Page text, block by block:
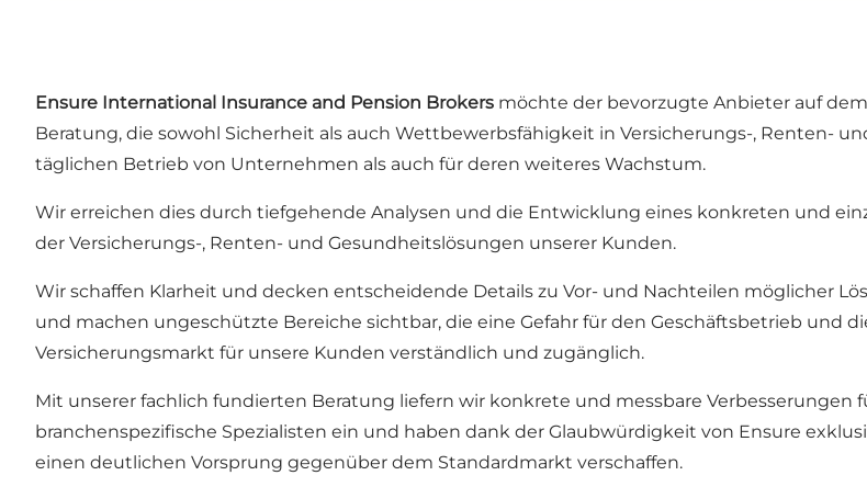
Ensure International Insurance and Pension Brokers möchte der bevorzugte Anbieter auf
Beratung, die sowohl Sicherheit als auch Wettbewerbsfähigkeit in Versicherungs-, Renten-
täglichen Betrieb von Unternehmen als auch für deren weiteres Wachstum.
Wir erreichen dies durch tiefgehende Analysen und die Entwicklung eines konkreten und
der Versicherungs-, Renten- und Gesundheitslösungen unserer Kunden.
Wir schaffen Klarheit und decken entscheidende Details zu Vor- und Nachteilen möglicher
und machen ungeschützte Bereiche sichtbar, die eine Gefahr für den Geschäftsbetrieb und
Versicherungsmarkt für unsere Kunden verständlich und zugänglich.
Mit unserer fachlich fundierten Beratung liefern wir konkrete und messbare
branchenspezifische Spezialisten ein und haben dank der Glaubwürdigkeit von Ensure
einen deutlichen Vorsprung gegenüber dem Standardmarkt verschaffen.